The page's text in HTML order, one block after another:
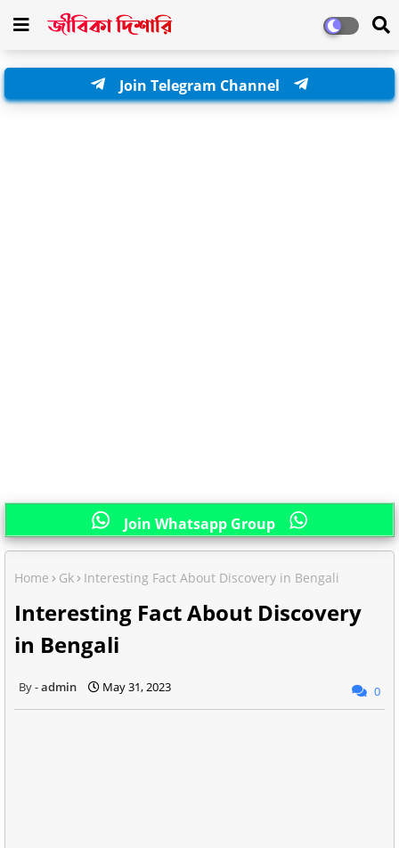
Join Telegram Channel
Join Whatsapp Group
Home Gk Interesting Fact About Discovery in Bengali
Interesting Fact About Discovery
in Bengali
admin May 31, 2023 0